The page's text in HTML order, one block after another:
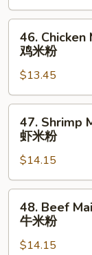
Fun
叉
Chicken
Mai
Fun
鸡
米
46. Chicken
鸡米粉
$13.45
Shrimp
Mai
Fun
虾
米
47. Shrimp
虾米粉
$14.15
Beef
Fun
48. Beef
牛米粉
$14.15